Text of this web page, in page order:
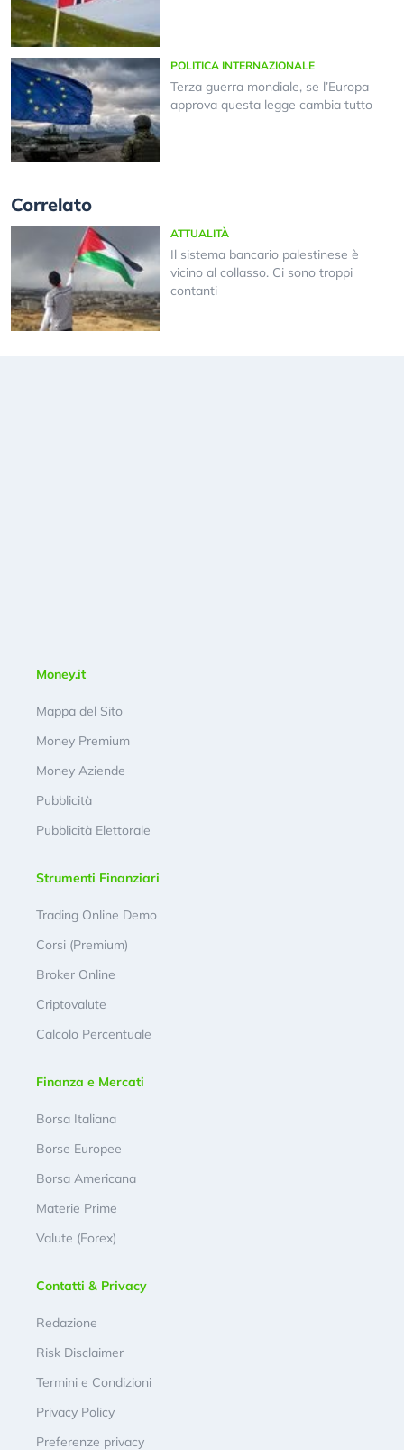
POLITICA INTERNAZIONALE
Terza guerra mondiale, se l’Europa
approva questa legge cambia tutto
Correlato
ATTUALITÀ
Il sistema bancario palestinese è
vicino al collasso. Ci sono troppi
contanti
Money.it
Mappa del Sito
Money Premium
Money Aziende
Pubblicità
Pubblicità Elettorale
Strumenti Finanziari
Trading Online Demo
Corsi (Premium)
Broker Online
Criptovalute
Calcolo Percentuale
Finanza e Mercati
Borsa Italiana
Borse Europee
Borsa Americana
Materie Prime
Valute (Forex)
Contatti & Privacy
Redazione
Risk Disclaimer
Termini e Condizioni
Privacy Policy
Preferenze privacy